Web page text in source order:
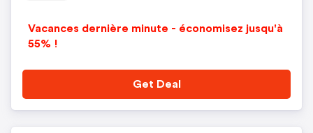
Vacances dernière minute - économisez jusqu'à
55% !
Get Deal